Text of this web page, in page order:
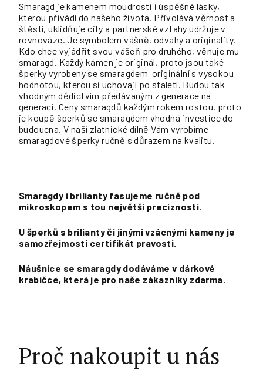
Smaragd je kamenem moudrosti i úspěšné lásky,
kterou přivádí do našeho života. Přivolává věrnost a
štěstí, uklidňuje city a partnerské vztahy udržuje v
rovnováze. Je symbolem vášně, odvahy a originality.
Kdo chce vyjádřit svou vášeň pro druhého, věnuje mu
smaragd. Každý kámen je originál, proto jsou také
šperky vyrobeny se smaragdem originální s vysokou
hodnotou, kterou si uchovají po staletí. Budou tak
vhodným dědictvím předávaným z generace na
generaci. Ceny smaragdů každým rokem rostou, proto
je koupě šperků se smaragdem vhodná investice do
budoucna. V naší zlatnické dílně Vám vyrobíme
smaragdové šperky ručně s důrazem na kvalitu.
Smaragdy i brilianty fasujeme ručně pod
mikroskopem s tou největší precizností.
U šperků s brilianty či jinými vzácnými kameny je
samozřejmostí certifikát pravosti.
Náušnice se smaragdy dodáváme v dárkové
krabičce, která je pro naše zákazníky zdarma.
Proč nakoupit u nás